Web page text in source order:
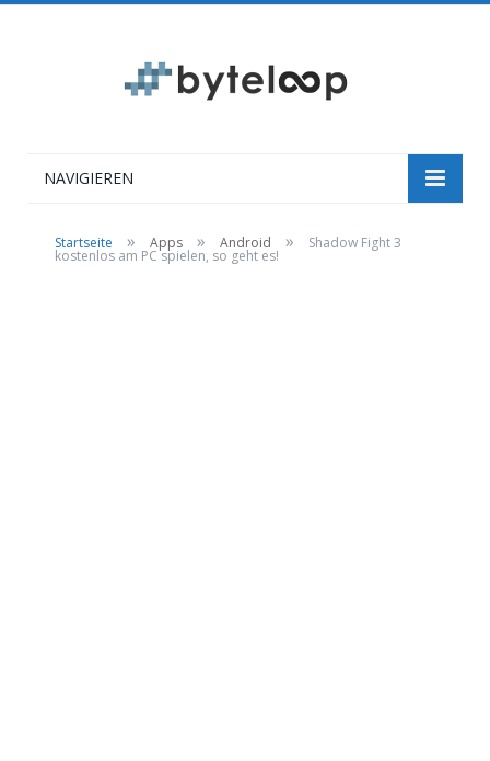
NAVIGIEREN
Startseite » Apps » Android » Shadow Fight 3
kostenlos am PC spielen, so geht es!